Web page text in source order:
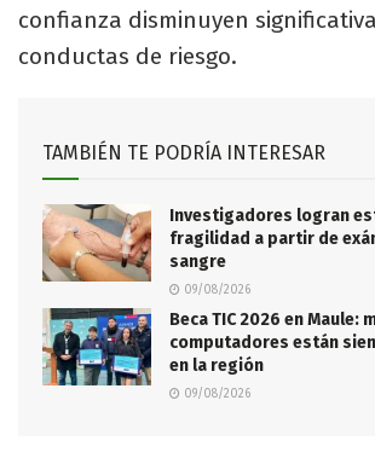
confianza disminuyen
conductas de riesgo.
TAMBIÉN TE PODRÍA INTERESAR
Investigadores logran
fragilidad a partir de
sangre
09/08/2026
Beca TIC 2026 en Maule:
computadores están
en la región
09/08/2026